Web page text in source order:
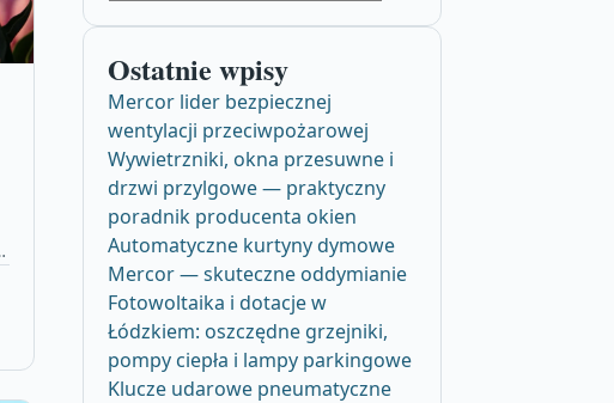
Ostatnie wpisy
Mercor lider bezpiecznej
wentylacji przeciwpożarowej
Wywietrzniki, okna przesuwne i
drzwi przylgowe — praktyczny
poradnik producenta okien
Automatyczne kurtyny dymowe
Mercor — skuteczne oddymianie
Fotowoltaika i dotacje w
Łódzkiem: oszczędne grzejniki,
pompy ciepła i lampy parkingowe
Klucze udarowe pneumatyczne